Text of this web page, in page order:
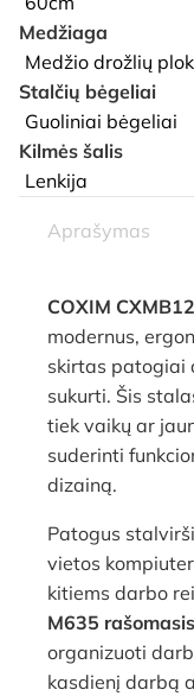
Medžiaga
Medžio drožlių
Stalčių bėgeliai
Guoliniai bėgeliai
Kilmės šalis
Lenkija
Aprašymas
COXIM
modernus,
skirtas patogiai
sukurti. Šis
tiek vaikų ar
suderinti
dizainą.
Patogus
vietos
kitiems darbo
M635
organizuoti
kasdienį darbą